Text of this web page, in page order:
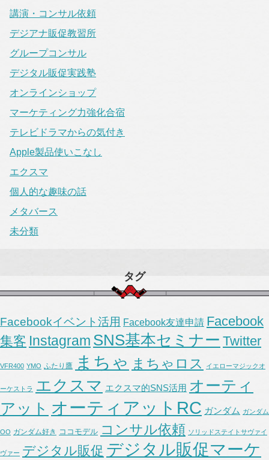
講演・コンサル依頼
デジアナ販促教習所
グループコンサル
デジタル販促実践塾
オンラインショップ
マーケティング力強化合宿
テレビドラマからの気付き
Apple製品使いこなし
エクスマ
個人的な趣味の話
メタバース
未分類
タグ
Facebookイベント活用 Facebook友達申請 Facebook
集客 Instagram SNS基本セミナー Twitter
VFR400 YMO ふたり鷹 まちゃ まちゃロス イエローマジックオ
ーケストラ エクスマ エクスマ的SNS活用 オーティ
アット オーティアットRC ガンダム ガンダム
OO ガンダム好き ココモデル コンサル依頼 ソリッドステイトサヴァイ
ヴァー デジタル販促 デジタル販促マーケ